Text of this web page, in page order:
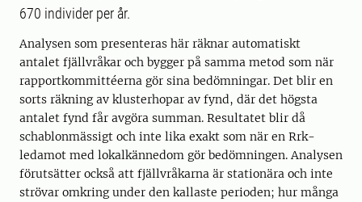
670 individer per år.
Analysen som presenteras här räknar automatiskt
antalet fjällvråkar och bygger på samma metod som när
rapportkommittéerna gör sina bedömningar. Det blir en
sorts räkning av klusterhopar av fynd, där det högsta
antalet fynd får avgöra summan. Resultatet blir då
schablonmässigt och inte lika exakt som när en Rrk-
ledamot med lokalkännedom gör bedömningen. Analysen
förutsätter också att fjällvråkarna är stationära och inte
strövar omkring under den kallaste perioden; hur många